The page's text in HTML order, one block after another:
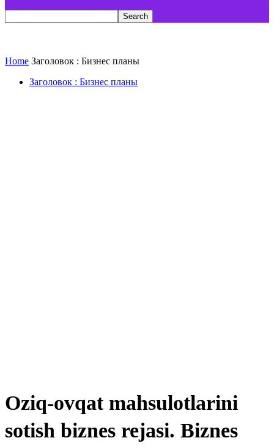
Home Заголовок : Бизнес планы
Заголовок : Бизнес планы
Oziq-ovqat mahsulotlarini
sotish biznes rejasi. Biznes